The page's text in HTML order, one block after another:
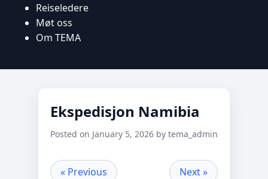
Reiseledere
Møt oss
Om TEMA
Ekspedisjon Namibia
Posted on January 5, 2026 by tema_admin
« Previous Next »